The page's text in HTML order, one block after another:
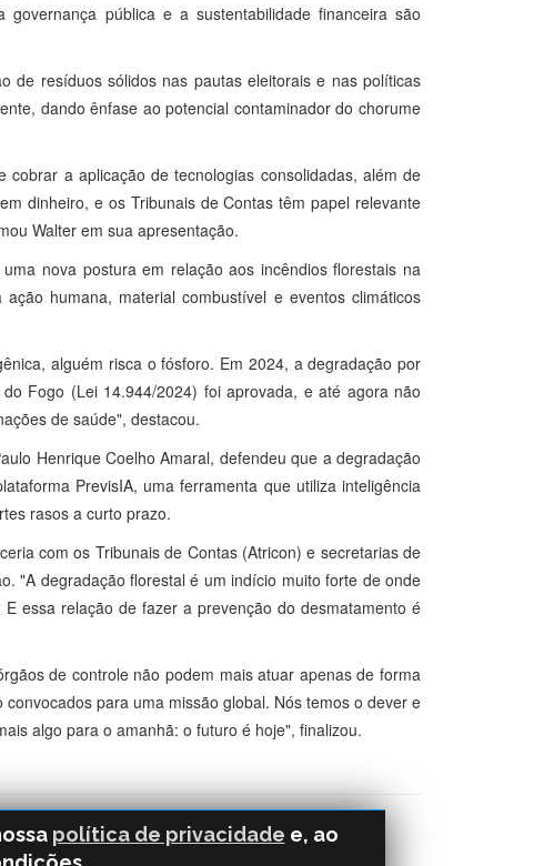
pública e a sustentabilidade financeira são
de resíduos sólidos nas pautas eleitorais e nas políticas
dando ênfase ao potencial contaminador do chorume
a aplicação de tecnologias consolidadas, além de
dinheiro, e os Tribunais de Contas têm papel relevante
Walter em sua apresentação.
nova postura em relação aos incêndios florestais na
humana, material combustível e eventos climáticos
alguém risca o fósforo. Em 2024, a degradação por
Fogo (Lei 14.944/2024) foi aprovada, e até agora não
de saúde", destacou.
Henrique Coelho Amaral, defendeu que a degradação
PrevisIA, uma ferramenta que utiliza inteligência
rasos a curto prazo.
com os Tribunais de Contas (Atricon) e secretarias de
"A degradação florestal é um indício muito forte de onde
essa relação de fazer a prevenção do desmatamento é
de controle não podem mais atuar apenas de forma
para uma missão global. Nós temos o dever e
algo para o amanhã: o futuro é hoje", finalizou.
política de privacidade e, ao